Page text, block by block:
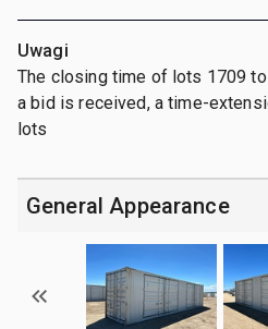
Uwagi
The closing time of lots 1709
a bid is received, a time-
lots
General Appearance